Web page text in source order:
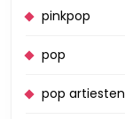
pinkpop
pop
pop artiesten